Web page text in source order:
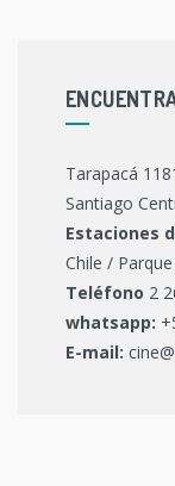
Tarapacá
Santiago
Estaciones
Chile /
Teléfono 2
whatsapp:
E-mail: